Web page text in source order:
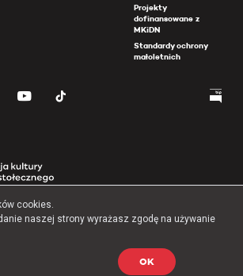
Projekty
dofinansowane z
MKiDN
Standardy ochrony
małoletnich
2026 Muzeum Powstania Warszawskiego
cookies.
naszej strony wyrażasz zgodę na używanie
OK